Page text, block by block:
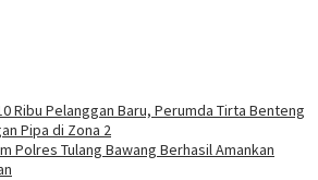
Ribu Pelanggan Baru, Perumda Tirta Benteng
Pipa di Zona 2
Polres Tulang Bawang Berhasil Amankan